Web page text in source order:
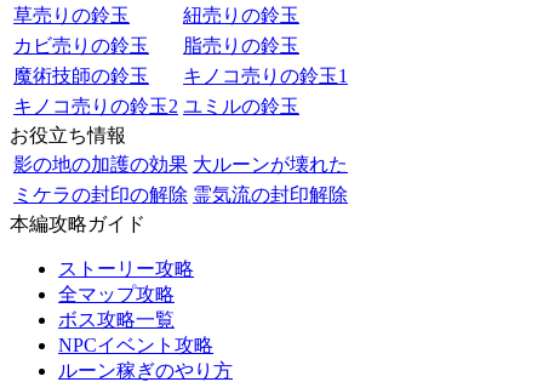
草売りの鈴玉
紐売りの鈴玉
カビ売りの鈴玉
脂売りの鈴玉
魔術技師の鈴玉
キノコ売りの鈴玉1
キノコ売りの鈴玉2 ユミルの鈴玉
お役立ち情報
影の地の加護の効果 大ルーンが壊れた
ミケラの封印の解除 霊気流の封印解除
本編攻略ガイド
ストーリー攻略
全マップ攻略
ボス攻略一覧
NPCイベント攻略
ルーン稼ぎのやり方